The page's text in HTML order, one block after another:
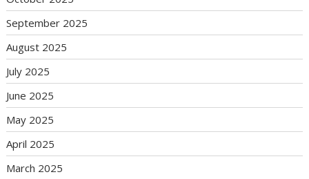
September 2025
August 2025
July 2025
June 2025
May 2025
April 2025
March 2025